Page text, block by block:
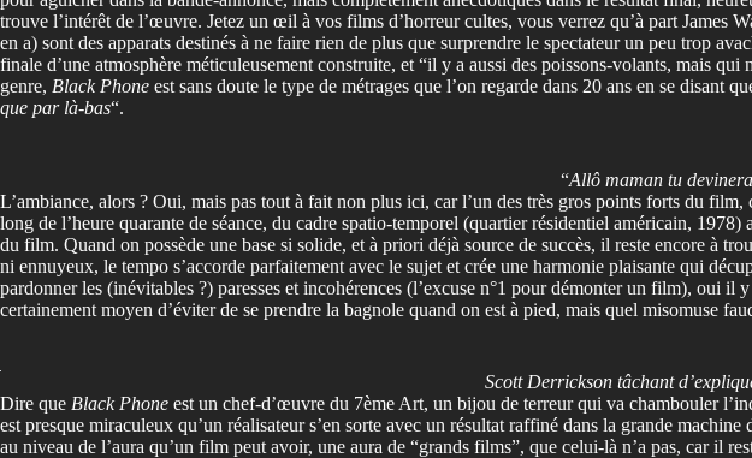
trouve l’intérêt de l’œuvre. Jetez un œil à vos films d’horreur cultes, vous verrez qu’à part James
en a) sont des apparats destinés à ne faire rien de plus que surprendre le spectateur un peu trop
finale d’une atmosphère méticuleusement construite, et “il y a aussi des poissons-volants, mais
genre, Black Phone est sans doute le type de métrages que l’on regarde dans 20 ans en se disant
que par là-bas“.
“Allô maman tu
L’ambiance, alors ? Oui, mais pas tout à fait non plus ici, car l’un des très gros points forts du
long de l’heure quarante de séance, du cadre spatio-temporel (quartier résidentiel américain,
du film. Quand on possède une base si solide, et à priori déjà source de succès, il reste encore à
ni ennuyeux, le tempo s’accorde parfaitement avec le sujet et crée une harmonie plaisante qui
pardonner les (inévitables ?) paresses et incohérences (l’excuse n°1 pour démonter un film), oui
certainement moyen d’éviter de se prendre la bagnole quand on est à pied, mais quel misomuse
Scott Derrickson tâchant
Dire que Black Phone est un chef-d’œuvre du 7ème Art, un bijou de terreur qui va chambouler
est presque miraculeux qu’un réalisateur s’en sorte avec un résultat raffiné dans la grande
au niveau de l’aura qu’un film peut avoir, une aura de “grands films”, que celui-là n’a pas, car il